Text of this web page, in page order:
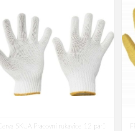
Cerva SKUA Pracovní rukavice 12 párů